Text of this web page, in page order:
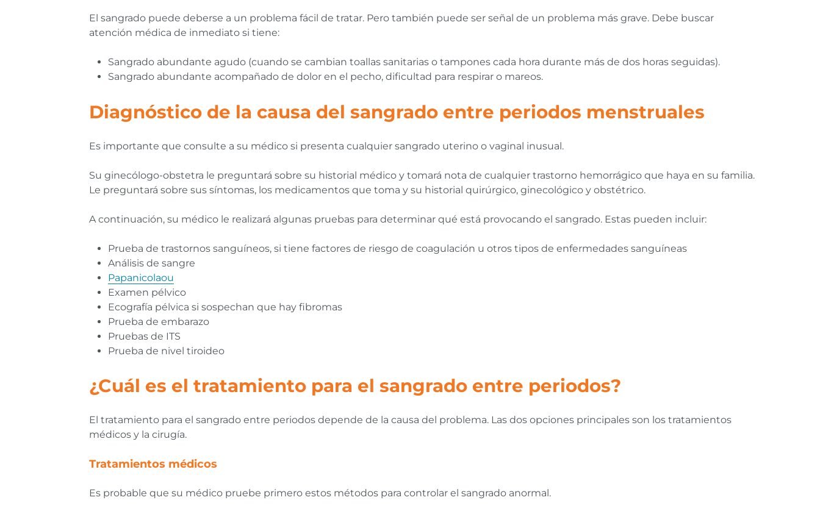
El sangrado puede deberse a un problema fácil de tratar. Pero también puede ser señal de un problema más grave. Debe buscar
atención médica de inmediato si tiene:
Sangrado abundante agudo (cuando se cambian toallas sanitarias o tampones cada hora durante más de dos horas seguidas).
Sangrado abundante acompañado de dolor en el pecho, dificultad para respirar o mareos.
Diagnóstico de la causa del sangrado entre periodos menstruales
Es importante que consulte a su médico si presenta cualquier sangrado uterino o vaginal inusual.
Su ginecólogo-obstetra le preguntará sobre su historial médico y tomará nota de cualquier trastorno hemorrágico que haya en su familia.
Le preguntará sobre sus síntomas, los medicamentos que toma y su historial quirúrgico, ginecológico y obstétrico.
A continuación, su médico le realizará algunas pruebas para determinar qué está provocando el sangrado. Estas pueden incluir:
Prueba de trastornos sanguíneos, si tiene factores de riesgo de coagulación u otros tipos de enfermedades sanguíneas
Análisis de sangre
Papanicolaou
Examen pélvico
Ecografía pélvica si sospechan que hay fibromas
Prueba de embarazo
Pruebas de ITS
Prueba de nivel tiroideo
¿Cuál es el tratamiento para el sangrado entre periodos?
El tratamiento para el sangrado entre periodos depende de la causa del problema. Las dos opciones principales son los tratamientos
médicos y la cirugía.
Tratamientos médicos
Es probable que su médico pruebe primero estos métodos para controlar el sangrado anormal.